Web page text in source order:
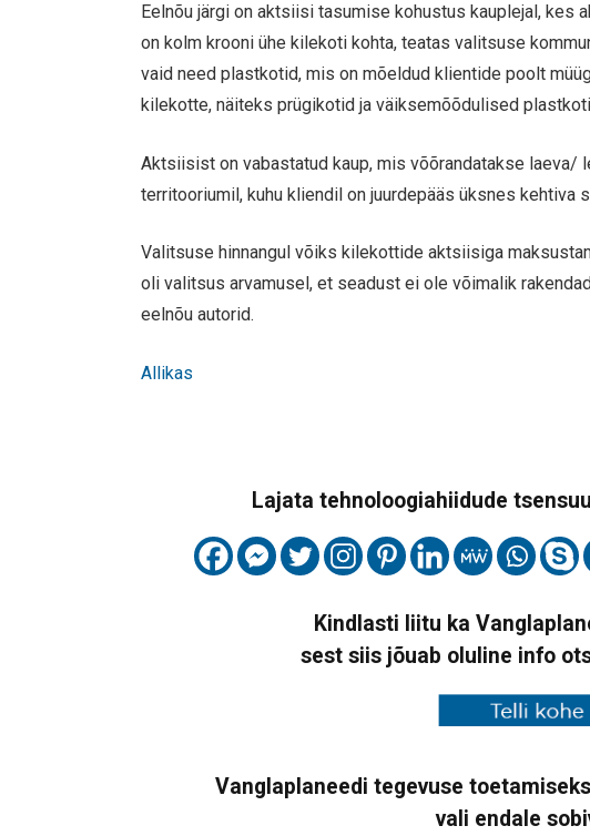
Eelnõu järgi on aktsiisi tasumise kohustus kauplejal, kes
on kolm krooni ühe kilekoti kohta, teatas valitsuse
vaid need plastkotid, mis on mõeldud klientide poolt
kilekotte, näiteks prügikotid ja väiksemõõdulised
Aktsiisist on vabastatud kaup, mis võõrandatakse laeva/
territooriumil, kuhu kliendil on juurdepääs üksnes kehtiva
Valitsuse hinnangul võiks kilekottide aktsiisiga
oli valitsus arvamusel, et seadust ei ole võimalik
eelnõu autorid.
Allikas
Lajata tehnoloogiahiidude
Kindlasti liitu ka
sest siis jõuab oluline info
Vanglaplaneedi tegevuse
vali endale